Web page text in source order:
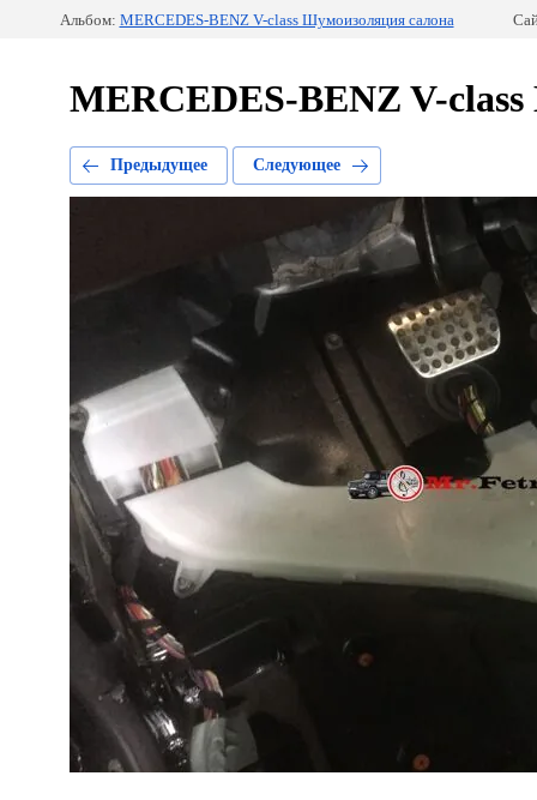
Альбом: MERCEDES-BENZ V-class Шумоизоляция салона
MERCEDES-BENZ V-
Предыдущее Следующее